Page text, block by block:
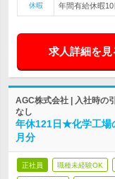
休暇
年間有給休暇
求人詳細を見
AGC株式会社 | 入社時の
なし
年休121日★化学工場
月分
正社員 職種未経験OK